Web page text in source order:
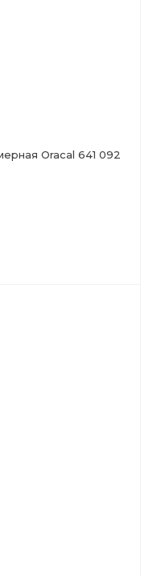
Oracal 641 092